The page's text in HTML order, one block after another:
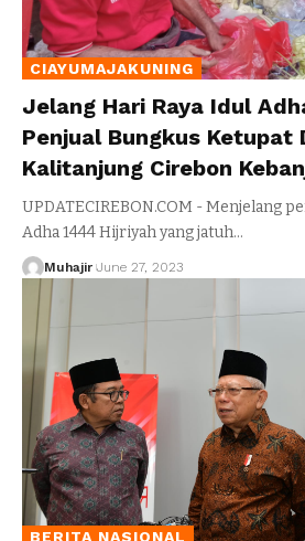
CIAYUMAJAKUNING
Jelang Hari Raya Idul
Penjual Bungkus Ketupat
Kalitanjung Cirebon
UPDATECIREBON.COM - Menjelang
Adha 1444 Hijriyah yang jatuh…
Muhajir June 27, 2023
BERITA NASIONAL